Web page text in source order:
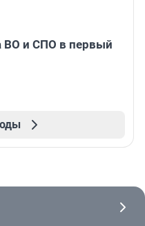
ВО и СПО в первый